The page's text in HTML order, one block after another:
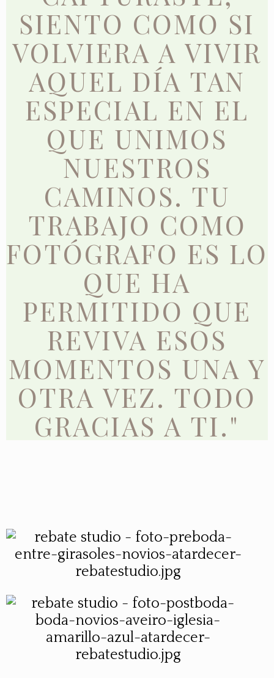
SIENTO COMO SI
VOLVIERA A VIVIR
AQUEL DÍA TAN
ESPECIAL EN EL
QUE UNIMOS
NUESTROS
CAMINOS. TU
TRABAJO COMO
FOTÓGRAFO ES LO
QUE HA
PERMITIDO QUE
REVIVA ESOS
MOMENTOS UNA Y
OTRA VEZ. TODO
GRACIAS A TI."